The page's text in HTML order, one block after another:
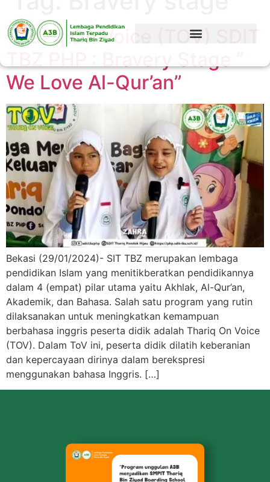
Thariq On Voice (TOV) SDIT
We Love Al-Qur’an”
Bekasi (29/01/2024)- SIT TBZ merupakan lembaga
pendidikan Islam yang menitikberatkan pendidikannya
dalam 4 (empat) pilar utama yaitu Akhlak, Al-Qur’an,
Akademik, dan Bahasa. Salah satu program yang rutin
dilaksanakan untuk meningkatkan kemampuan
berbahasa inggris peserta didik adalah Thariq On Voice
(TOV). Dalam ToV ini, peserta didik dilatih keberanian
dan kepercayaan dirinya dalam berekspresi
menggunakan bahasa Inggris. […]